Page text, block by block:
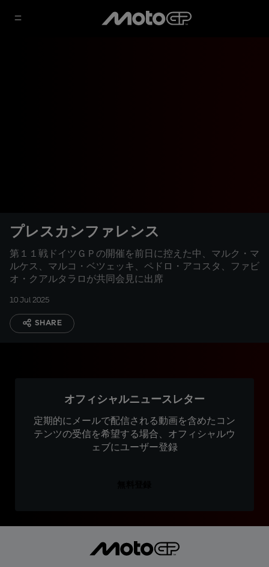
プレスカンファレンス
第１１戦ドイツＧＰの開催を前日に控えた中、マルク・マ
ルケス、マルコ・ベツェッキ、ペドロ・アコスタ、ファビ
オ・クアルタラロが共同会見に出席
10 Jul 2025
SHARE
オフィシャルニュースレター
定期的にメールで配信される動画を含めたコン
テンツの受信を希望する場合、オフィシャルウ
ェブにユーザー登録